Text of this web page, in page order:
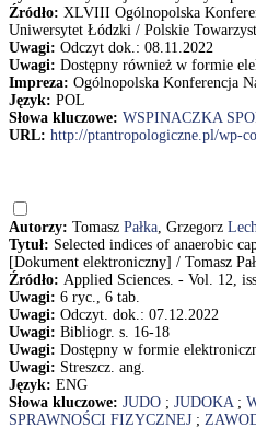
Źródło: XLVIII Ogólnopolska
Uniwersytet Łódzki / Polskie
Uwagi: Odczyt dok.: 08.11.2022
Uwagi: Dostępny również w formie
Impreza: Ogólnopolska Konferencja
Język: POL
Słowa kluczowe: WSPINACZKA
URL: http://ptantropologiczne.pl/wp-
Autorzy: Tomasz Pałka, Grzegorz
Tytuł: Selected indices of anaerobic
[Dokument elektroniczny] / Tomasz
Źródło: Applied Sciences. - Vol. 12,
Uwagi: 6 ryc., 6 tab.
Uwagi: Odczyt. dok.: 07.12.2022
Uwagi: Bibliogr. s. 16-18
Uwagi: Dostępny w formie
Uwagi: Streszcz. ang.
Język: ENG
Słowa kluczowe: JUDO ; JUDOKA;
SPRAWNOŚCI FIZYCZNEJ ;